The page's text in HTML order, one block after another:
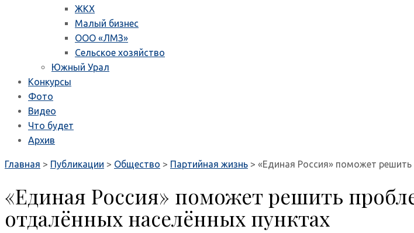
ЖКХ
Малый бизнес
ООО «ЛМЗ»
Сельское хозяйство
Южный Урал
Конкурсы
Фото
Видео
Что будет
Архив
Главная > Публикации > Общество > Партийная жизнь > «Единая Россия» поможет
«Единая Россия» поможет решить
отдалённых населённых пунктах